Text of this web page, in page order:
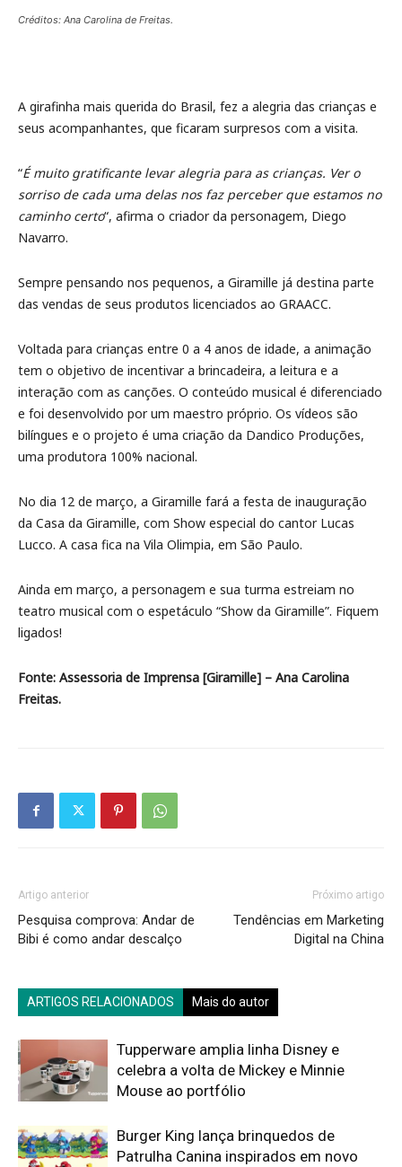
Créditos: Ana Carolina de Freitas.
A girafinha mais querida do Brasil, fez a alegria das crianças e
seus acompanhantes, que ficaram surpresos com a visita.
“É muito gratificante levar alegria para as crianças. Ver o
sorriso de cada uma delas nos faz perceber que estamos no
caminho certo“, afirma o criador da personagem, Diego
Navarro.
Sempre pensando nos pequenos, a Giramille já destina parte
das vendas de seus produtos licenciados ao GRAACC.
Voltada para crianças entre 0 a 4 anos de idade, a animação
tem o objetivo de incentivar a brincadeira, a leitura e a
interação com as canções. O conteúdo musical é diferenciado
e foi desenvolvido por um maestro próprio. Os vídeos são
bilíngues e o projeto é uma criação da Dandico Produções,
uma produtora 100% nacional.
No dia 12 de março, a Giramille fará a festa de inauguração
da Casa da Giramille, com Show especial do cantor Lucas
Lucco. A casa fica na Vila Olimpia, em São Paulo.
Ainda em março, a personagem e sua turma estreiam no
teatro musical com o espetáculo “Show da Giramille”. Fiquem
ligados!
Fonte: Assessoria de Imprensa [Giramille] – Ana Carolina
Freitas.
Artigo anterior
Pesquisa comprova: Andar de
Bibi é como andar descalço
Próximo artigo
Tendências em Marketing
Digital na China
ARTIGOS RELACIONADOS Mais do autor
Tupperware amplia linha Disney e
celebra a volta de Mickey e Minnie
Mouse ao portfólio
Burger King lança brinquedos de
Patrulha Canina inspirados em novo